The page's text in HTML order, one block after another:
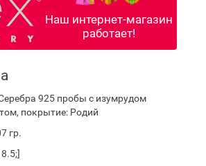
Наш интернет-магазин
работает!
925 пробы с изумрудом
покрытие: Родий
гр.